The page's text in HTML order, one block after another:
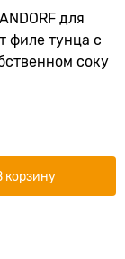
для
филе тунца с
соку
корзину